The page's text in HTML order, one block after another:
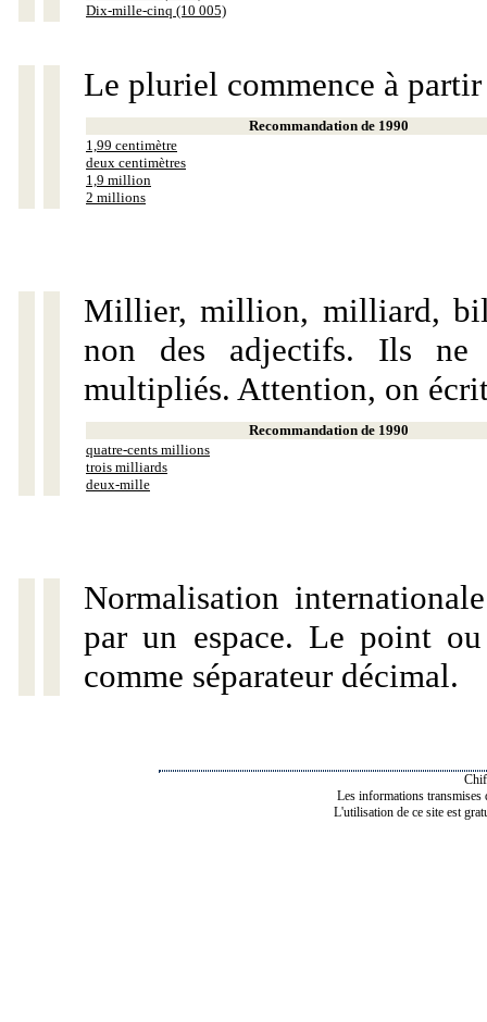
Dix-mille-cinq (10 005)
Le pluriel commence à
Recommandation de 1990
1,99 centimètre
deux centimètres
1,9 million
2 millions
Millier, million, milliard,
non des adjectifs. Ils ne
multipliés. Attention, on
Recommandation de 1990
quatre-cents millions
trois milliards
deux-mille
Normalisation
par un espace. Le point
comme séparateur décimal.
Les informations transmises
L'utilisation de ce site est